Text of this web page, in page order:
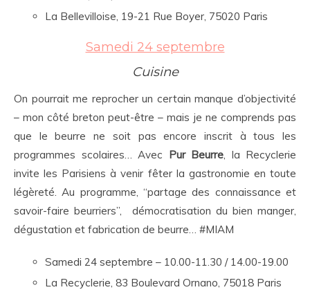
La Bellevilloise, 19-21 Rue Boyer, 75020 Paris
Samedi 24 septembre
Cuisine
On pourrait me reprocher un certain manque d’objectivité
– mon côté breton peut-être – mais je ne comprends pas
que le beurre ne soit pas encore inscrit à tous les
programmes scolaires… Avec
Pur Beurre, la Recyclerie
invite les Parisiens à venir fêter la gastronomie en toute
légèreté. Au programme, “partage des connaissance et
savoir-faire beurriers”, démocratisation du bien manger,
dégustation et fabrication de beurre… #MIAM
Samedi 24 septembre – 10.00-11.30 / 14.00-19.00
La Recyclerie, 83 Boulevard Ornano, 75018 Paris